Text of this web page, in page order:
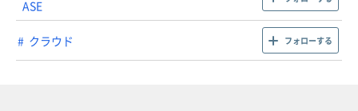
ASE
クラウド フォローする